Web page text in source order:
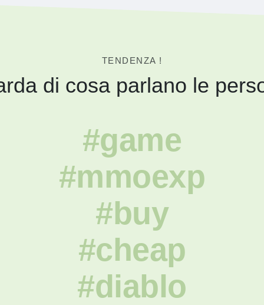
TENDENZA !
di cosa parlano le
#game
#mmoexp
#buy
#cheap
#diablo